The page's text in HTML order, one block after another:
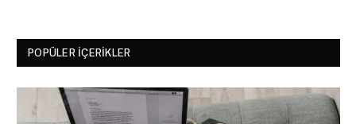
POPÜLER İÇERIKLER